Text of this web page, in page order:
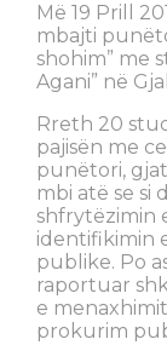
Më 19 Prill
mbajti
shohim” me
Agani” në
Rreth 20
pajisën me
punëtori,
mbi atë se
shfrytëzimin
identifikimin
publike. Po
raportuar
e
prokurim